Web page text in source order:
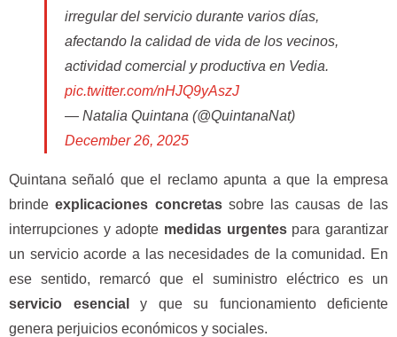
irregular del servicio durante varios días,
afectando la calidad de vida de los vecinos,
actividad comercial y productiva en Vedia.
pic.twitter.com/nHJQ9yAszJ
— Natalia Quintana (@QuintanaNat)
December 26, 2025
Quintana señaló que el reclamo apunta a que la empresa
brindeexplicaciones concretassobre las causas de las
interrupciones y adopte medidas urgentespara garantizar
un servicio acorde a las necesidades de la comunidad. En
ese sentido, remarcó que el suministro eléctrico es un
servicio esencial
y que su funcionamiento deficiente
genera perjuicios económicos y sociales.